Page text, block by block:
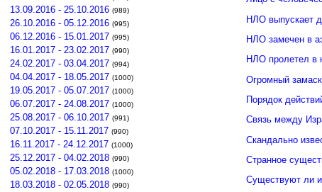
13.09.2016 - 25.10.2016 (989)
26.10.2016 - 05.12.2016 (995)
06.12.2016 - 15.01.2017 (995)
16.01.2017 - 23.02.2017 (990)
24.02.2017 - 03.04.2017 (994)
04.04.2017 - 18.05.2017 (1000)
19.05.2017 - 05.07.2017 (1000)
06.07.2017 - 24.08.2017 (1000)
25.08.2017 - 06.10.2017 (991)
07.10.2017 - 15.11.2017 (990)
16.11.2017 - 24.12.2017 (1000)
25.12.2017 - 04.02.2018 (990)
05.02.2018 - 17.03.2018 (1000)
18.03.2018 - 02.05.2018 (990)
НЛО выпускает
НЛО замечен в
НЛО пролетел в
Огромный
Порядок
Связь между
Скандально
Странное
Существуют ли